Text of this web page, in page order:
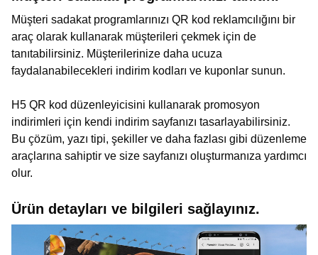
Müşteri sadakat programlarınızı QR kod reklamcılığını bir
araç olarak kullanarak müşterileri çekmek için de
tanıtabilirsiniz. Müşterilerinize daha ucuza
faydalanabilecekleri indirim kodları ve kuponlar sunun.
H5 QR kod düzenleyicisini kullanarak promosyon
indirimleri için kendi indirim sayfanızı tasarlayabilirsiniz.
Bu çözüm, yazı tipi, şekiller ve daha fazlası gibi düzenleme
araçlarına sahiptir ve size sayfanızı oluşturmanıza yardımcı
olur.
Ürün detayları ve bilgileri sağlayınız.